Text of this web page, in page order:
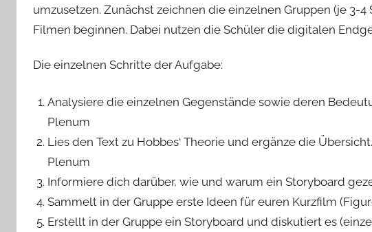
umzusetzen. Zunächst zeichnen die einzelnen Gruppen (je 3-
Filmen beginnen. Dabei nutzen die Schüler die digitalen
Die einzelnen Schritte der Aufgabe:
Analysiere die einzelnen Gegenstände sowie deren
Plenum
Lies den Text zu Hobbes‘ Theorie und ergänze die
Plenum
Informiere dich darüber, wie und warum ein Storyboard
Sammelt in der Gruppe erste Ideen für euren Kurzfilm
Erstellt in der Gruppe ein Storyboard und diskutiert es